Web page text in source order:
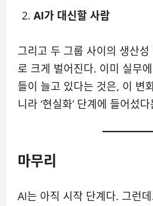
AI가 대신할 사람
그리고 두 그룹 사이의 생산
로 크게 벌어진다. 이미 실무
들이 늘고 있다는 것은, 이 변
니라 ‘현실화’ 단계에 들어섰
마무리
AI는 아직 시작 단계다. 그런